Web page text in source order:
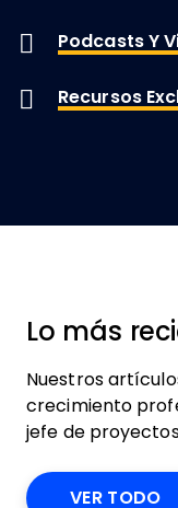
Podcasts Y
Recursos
Lo más
Nuestros
crecimiento
jefe de
VER TODO